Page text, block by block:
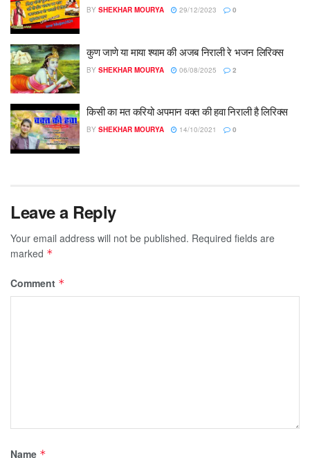
BY SHEKHAR MOURYA 29/12/2023 0
कुण जाणे या माया श्याम की अजब निराली रे भजन लिरिक्स
BY SHEKHAR MOURYA 06/08/2025 2
किसी का मत करियो अपमान वक्त की हवा निराली है लिरिक्स
BY SHEKHAR MOURYA 14/10/2021 0
Leave a Reply
Your email address will not be published. Required fields are
marked *
Comment *
Name *